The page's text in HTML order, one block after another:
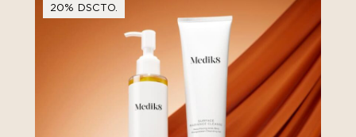
20% DSCTO.